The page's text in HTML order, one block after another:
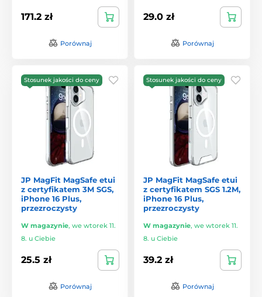
171.2 zł
Porównaj
29.0 zł
Porównaj
Stosunek jakości do ceny
JP MagFit MagSafe etui
z certyfikatem 3M SGS,
iPhone 16 Plus,
przezroczysty
W magazynie, we wtorek 11.
8. u Ciebie
25.5 zł
Porównaj
Stosunek jakości do ceny
JP MagFit MagSafe etui
z certyfikatem SGS 1.2M,
iPhone 16 Plus,
przezroczysty
W magazynie, we wtorek 11.
8. u Ciebie
39.2 zł
Porównaj